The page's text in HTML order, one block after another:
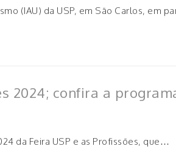
(IAU) da USP, em São Carlos, em
2024; confira a
da Feira USP e as Profissões, que…